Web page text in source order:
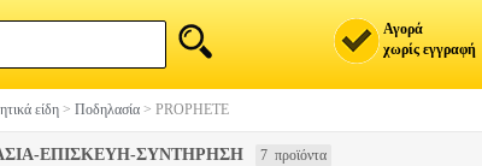
Αγορά
χωρίς εγγραφή
είδη > Ποδηλασία > PROPHETE
ΕΠΙΣΚΕΥΗ-ΣΥΝΤΗΡΗΣΗ 7 προϊόντα